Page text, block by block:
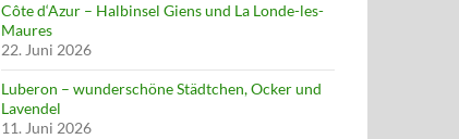
Côte d‘Azur – Halbinsel Giens und La Londe-les-
Maures
22. Juni 2026
Luberon – wunderschöne Städtchen, Ocker und
Lavendel
11. Juni 2026